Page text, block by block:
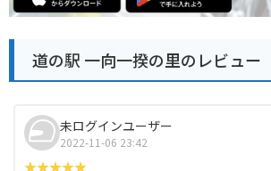
道の駅 一向一揆の里のレビュー
未ログインユーザー
2022-11-06 23:42